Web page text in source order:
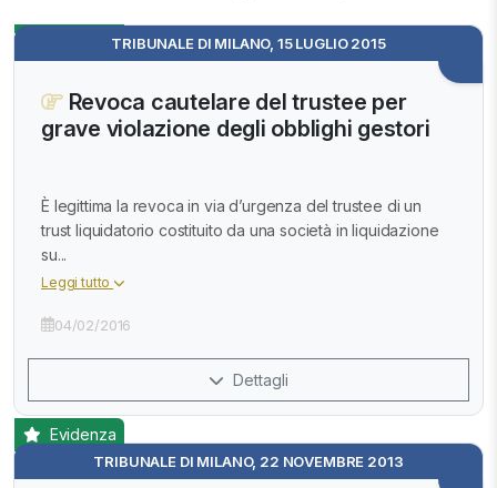
TRIBUNALE DI MILANO, 15 LUGLIO 2015
Revoca cautelare del trustee per
grave violazione degli obblighi gestori
È legittima la revoca in via d’urgenza del trustee di un
trust liquidatorio costituito da una società in liquidazione
su...
Leggi tutto
04/02/2016
Dettagli
TRIBUNALE DI MILANO, 22 NOVEMBRE 2013
Evidenza